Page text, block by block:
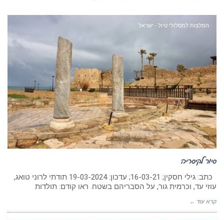
המלצות למסלולי טיול - ישראל
סיור לקיסריה
כתב: גילי חסקין; 16-03-21; עדכון: 19-03-2024 תודתי לרוני טואג,
עוזי עד, וכרמית גור, על הסבריהם בשטח. ראו קודם: תולדות
קרא עוד ←